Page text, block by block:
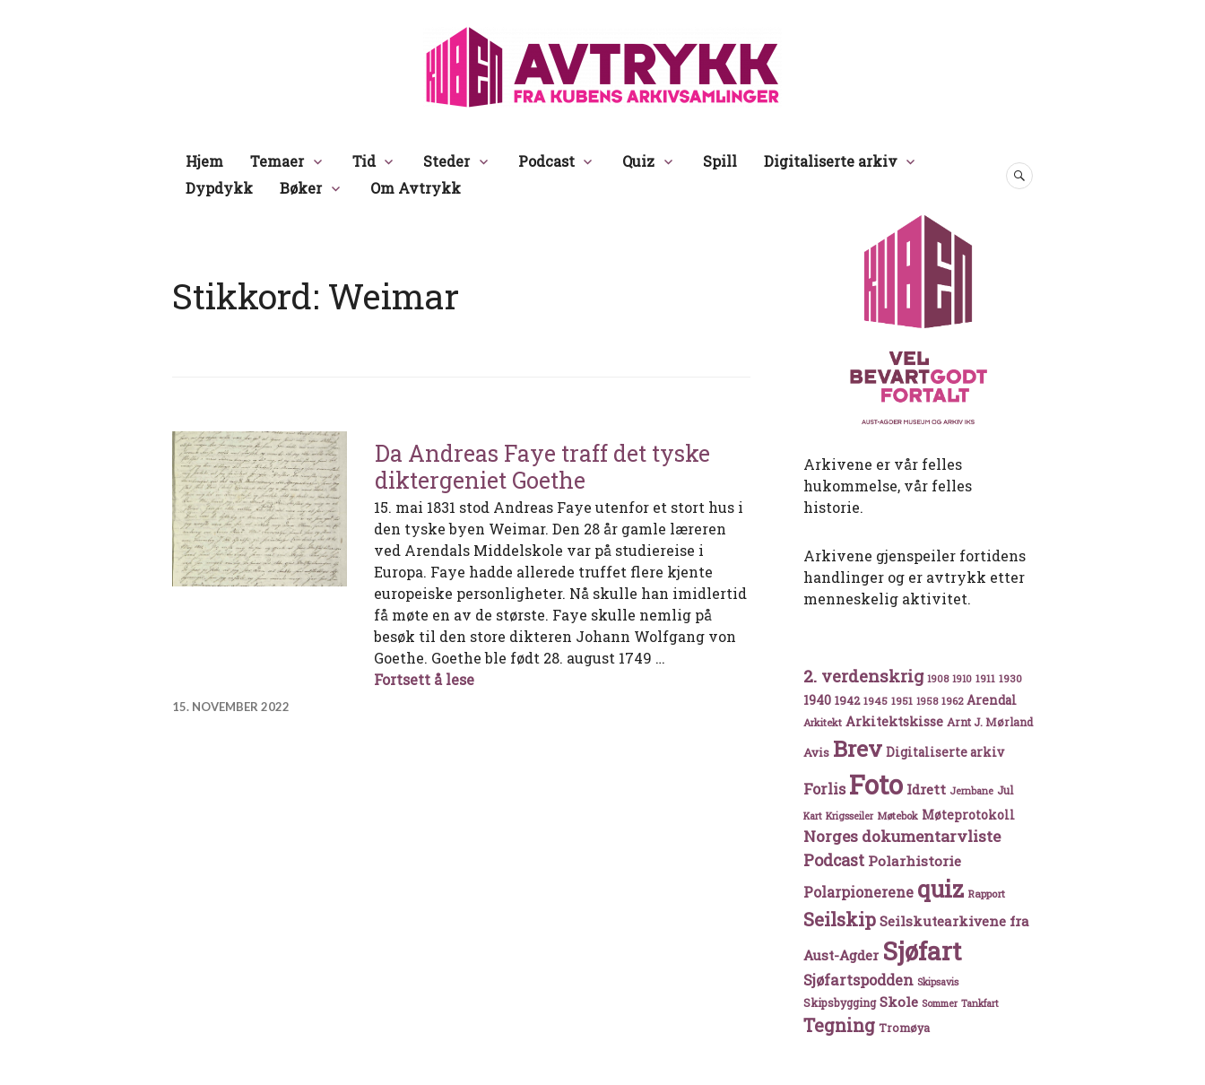
Avtrykk
Hjem Temaer Tid Steder Podcast Quiz Spill
Digitaliserte arkiv
Dypdykk
Bøker Om Avtrykk
SØK
Stikkord: Weimar
Da Andreas Faye traff det tyske
diktergeniet Goethe
15. mai 1831 stod Andreas Faye utenfor et stort hus i
den tyske byen Weimar. Den 28 år gamle læreren
ved Arendals Middelskole var på studiereise i
Europa. Faye hadde allerede truffet flere kjente
europeiske personligheter. Nå skulle han imidlertid
få møte en av de største. Faye skulle nemlig på
besøk til den store dikteren Johann Wolfgang von
Goethe. Goethe ble født 28. august 1749 …
Fortsett å leseDa Andreas Faye traff det tyske diktergeniet Goethe
15. NOVEMBER 2022
Arkivene er vår felles
hukommelse, vår felles
historie.
Arkivene gjenspeiler fortidens
handlinger og er avtrykk etter
menneskelig aktivitet.
2. verdenskrig 1908 1910 1911 1930
1940 1942 1945 1951 1958 1962 Arendal
Arkitekt Arkitektskisse Arnt J. Mørland
Avis Brev Digitaliserte arkiv
Forlis Foto Idrett Jernbane Jul
Kart Krigsseiler Møtebok Møteprotokoll
Norges dokumentarvliste
Podcast Polarhistorie
Polarpionerene quiz Rapport
Seilskip Seilskutearkivene fra
Aust-Agder Sjøfart
Sjøfartspodden Skipsavis
Skipsbygging Skole Sommer Tankfart
Tegning Tromøya